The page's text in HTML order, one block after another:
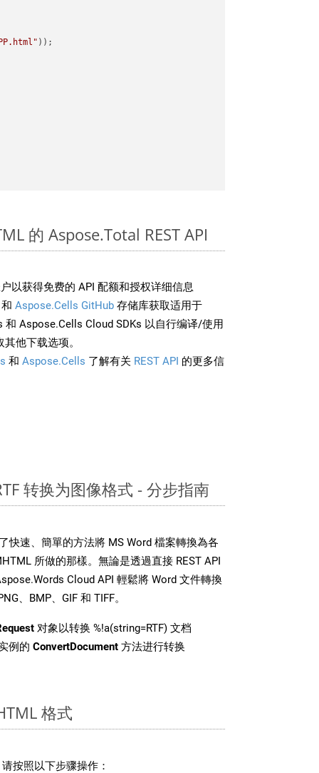
的 Aspose.Total REST API
以获得免费的 API 配额和授权详细信息
和 Aspose.Cells GitHub 存储库获取适用于
和 Aspose.Cells Cloud SDKs 以自行编译/使用
其他下载选项。
和 Aspose.Cells 了解有关 REST API 的更多信
转换为图像格式 - 分步指南
快速、簡單的方法將 MS Word 檔案轉換為各
所做的那樣。無論是透過直接 REST API
Cloud API 輕鬆將 Word 文件轉換
、BMP、GIF 和 TIFF。
对象以转换 %!a(string=RTF) 文档
例的 ConvertDocument 方法进行转换
格式
按照以下步骤操作：